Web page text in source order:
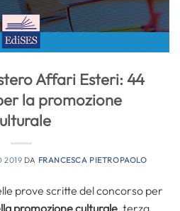
Affari Esteri: 44
la promozione
2019 DA FRANCESCA PIETROPAOLO
prove scritte del concorso per
promozione culturale, terza